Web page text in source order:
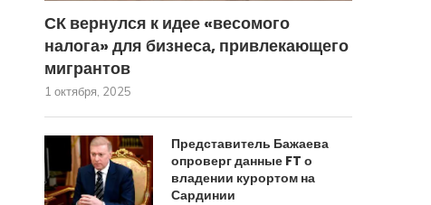
СК вернулся к идее «весомого
налога» для бизнеса, привлекающего
мигрантов
1 октября, 2025
Представитель Бажаева
опроверг данные FT о
владении курортом на
Сардинии